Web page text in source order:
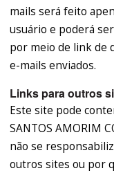
mails será feito
usuário e poderá
por meio de link de
e-mails enviados.
Links para outros
Este site pode
SANTOS AMORIM
não se
outros sites ou por